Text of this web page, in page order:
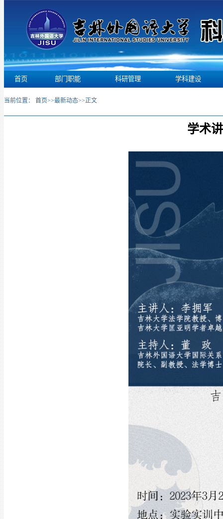
首页 部门职能 科研管理 学科建设
当前位置： 首页>>最新动态>>正文
学术